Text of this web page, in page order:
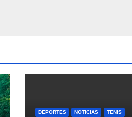
DEPORTES NOTICIAS TENIS